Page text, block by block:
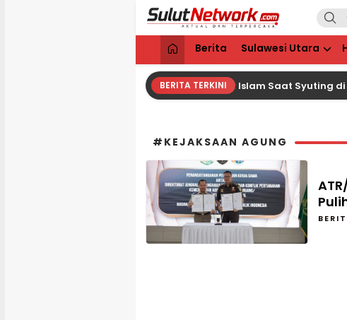
Sulut Network
Aktual dan Terpercaya
Berita Sulawesi Utara
BERITA TERKINI
Giancarlo Esposito Dikabarkan Masuk Islam Saat Syuting di
#KEJAKSAAN AGUNG